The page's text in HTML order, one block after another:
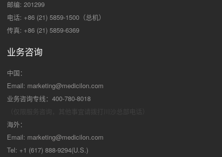
邮编: 201299
电话: +86 (21) 5859-1500（总机）
传真: +86 (21) 5859-6369
业务咨询
中国：
Email: marketing@medicilon.com
业务咨询专线：400-780-8018
海外：
Email: marketing@medicilon.com
Tel: +1 (617) 888-9294(U.S.)